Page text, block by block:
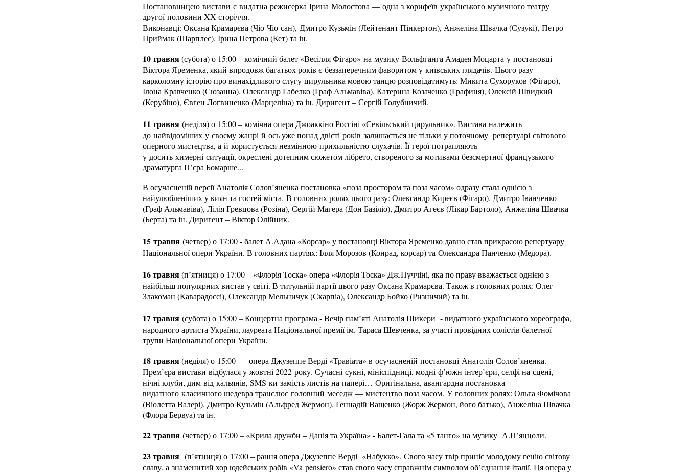
Постановницею вистави є видатна режисерка Ірина Молостова — одна з корифеїв українського музичного театру
другої половини XX сторіччя.
Виконавці: Оксана Крамарєва (Чіо-Чіо-сан), Дмитро Кузьмін (Лейтенант Пінкертон), Анжеліна Швачка (Сузукі), Петро
Приймак (Шарплес), Ірина Петрова (Кет) та ін.
10 травня(субота) о 15:00 – комічний балет «Весілля Фігаро» на музику Вольфганга Амадея Моцарта у постановці
Віктора Яременка, який впродовж багатьох років є беззаперечним фаворитом у київських глядачів. Цього разу
карколомну історію про винахідливого слугу-цирульника мовою танцю розповідатимуть: Микита Сухоруков (Фігаро),
Ілона Кравченко (Сюзанна), Олександр Габелко (Граф Альмавіва), Катерина Козаченко (Графиня), Олексій Швидкий
(Керубіно), Євген Логвиненко (Марцеліна) та ін. Диригент – Сергій Голубничий.
11 травня (неділя) о 15:00 – комічна опера Джоаккіно Россіні «Севільський цирульник». Вистава належить
до найвідоміших у своєму жанрі й ось уже понад двісті років залишається не тільки у поточному репертуарі світового
оперного мистецтва, а й користується незмінною прихильністю слухачів. Її герої потрапляють
у досить химерні ситуації, окреслені дотепним сюжетом лібрето, створеного за мотивами безсмертної французького
драматурга П’єра Бомарше...
В осучасненій версії Анатолія Солов’яненка постановка «поза простором та поза часом» одразу стала однією з
найулюбленіших у киян та гостей міста. В головних ролях цього разу: Олександр Киреєв (Фігаро), Дмитро Іванченко
(Граф Альмавіва), Лілія Гревцова (Розіна), Сергій Магера (Дон Базіліо), Дмитро Агеєв (Лікар Бартоло), Анжеліна Швачка
(Берта) та ін. Диригент – Віктор Олійник.
15 травня (четвер) о 17:00 - балет А.Адана «Корсар» у постановці Віктора Яременко давно став прикрасою репертуару
Національної опери України. В головних партіях: Ілля Морозов (Конрад, корсар) та Олександра Панченко (Медора).
16 травня(п’ятниця) о 17:00 – «Флорія Тоска» опера «Флорія Тоска» Дж.Пуччіні, яка по праву вважається однією з
найбільш популярних вистав у світі. В титульній партії цього разу Оксана Крамарєва. Також в головних ролях: Олег
Злакоман (Каварадоссі), Олександр Мельничук (Скарпіа), Олександр Бойко (Ризничий) та ін.
17 травня (субота) о 15:00 – Концертна програма - Вечір пам’яті Анатолія Шикери - видатного українського хореографа,
народного артиста України, лауреата Національної премії ім. Тараса Шевченка, за участі провідних солістів балетної
трупи Національної опери України.
18 травня(неділя) о 15:00 — опера Джузеппе Верді «Травіата» в осучасненій постановці Анатолія Солов’яненка.
Прем’єра вистави відбулася у жовтні 2022 року. Сучасні сукні, мініспідниці, модні ф’южн інтер’єри, селфі на сцені,
нічні клуби, дим від кальянів, SMS-ки замість листів на папері… Оригінальна, авангардна постановка
видатного класичного шедевра транслює головний меседж — мистецтво поза часом. У головних ролях: Ольга Фомічова
(Віолетта Валері), Дмитро Кузьмін (Альфред Жермон), Геннадій Ващенко (Жорж Жермон, його батько), Анжеліна Швачка
(Флора Бервуа) та ін.
22 травня (четвер) о 17:00 – «Крила дружби – Данія та Україна» - Балет-Гала та «5 танго» на музику А.П’яццоли.
23 травня (п’ятниця) о 17:00 – рання опера Джузеппе Верді «Набукко». Свого часу твір приніс молодому генію світову
славу, а знаменитий хор юдейських рабів «Va pensiero» став свого часу справжнім символом об’єднання Італії. Ця опера у